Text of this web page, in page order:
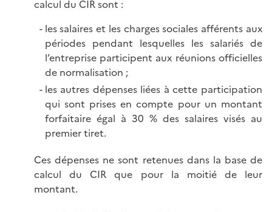
calcul du CIR sont :
les salaires et les charges sociales afférents aux
périodes pendant lesquelles les salariés de
l’entreprise participent aux réunions officielles
de normalisation ;
les autres dépenses liées à cette participation
qui sont prises en compte pour un montant
forfaitaire égal à 30 % des salaires visés au
premier tiret.
Ces dépenses ne sont retenues dans la base de
calcul du CIR que pour la moitié de leur
montant.